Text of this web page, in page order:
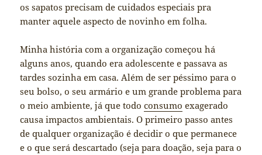
os sapatos precisam de cuidados especiais pra
manter aquele aspecto de novinho em folha.
Minha história com a organização começou há
alguns anos, quando era adolescente e passava as
tardes sozinha em casa. Além de ser péssimo para o
seu bolso, o seu armário e um grande problema para
o meio ambiente, já que todoconsumo exagerado
causa impactos ambientais. O primeiro passo antes
de qualquer organização é decidir o que permanece
e o que será descartado (seja para doação, seja para o